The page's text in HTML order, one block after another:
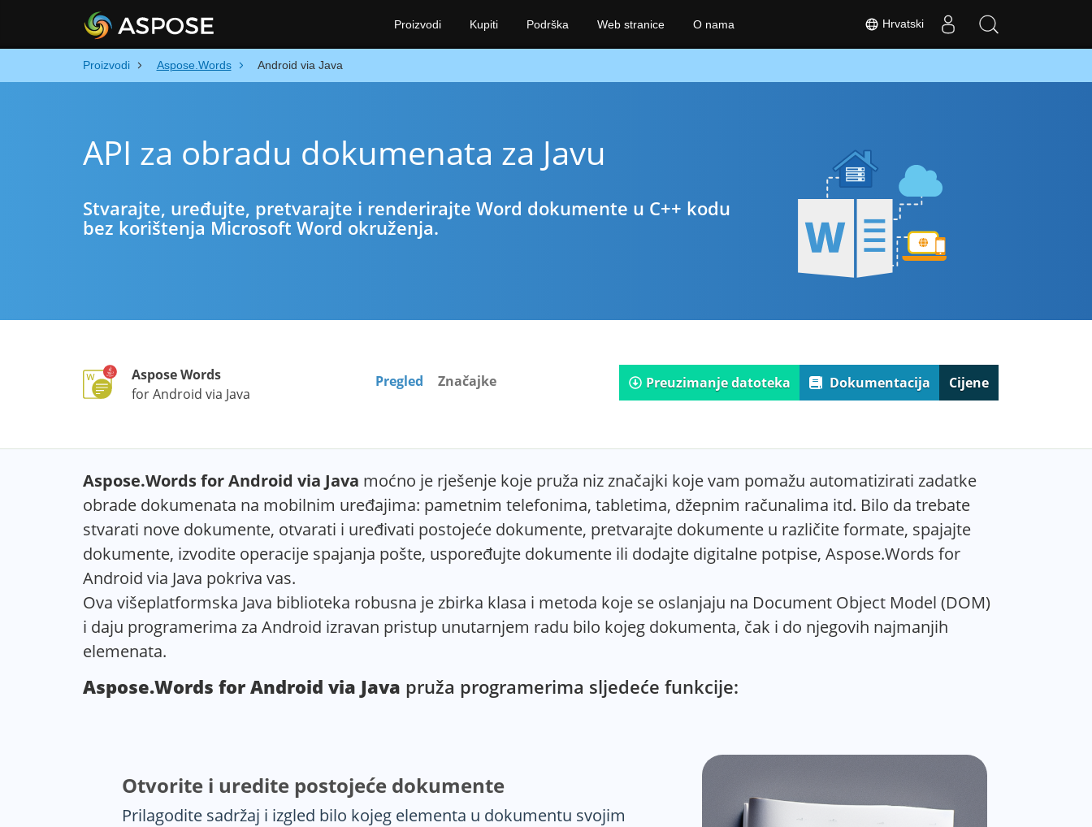
Proizvodi Aspose.Words Android via Java
API za obradu dokumenata za Javu
Stvarajte, uređujte, pretvarajte i renderirajte Word dokumente u C++ kodu
bez korištenja Microsoft Word okruženja.
Aspose Words
for Android via Java
Pregled Značajke Preuzimanje datoteka Dokumentacija Cijene
Aspose.Words for Android via Java moćno je rješenje koje pruža niz značajki koje vam pomažu automatizirati zadatke
obrade dokumenata na mobilnim uređajima: pametnim telefonima, tabletima, džepnim računalima itd. Bilo da trebate
stvarati nove dokumente, otvarati i uređivati postojeće dokumente, pretvarajte dokumente u različite formate, spajajte
dokumente, izvodite operacije spajanja pošte, uspoređujte dokumente ili dodajte digitalne potpise, Aspose.Words for
Android via Java pokriva vas.
Ova višeplatformska Java biblioteka robusna je zbirka klasa i metoda koje se oslanjaju na Document Object Model (DOM)
i daju programerima za Android izravan pristup unutarnjem radu bilo kojeg dokumenta, čak i do njegovih najmanjih
elemenata.
Aspose.Words for Android via Java pruža programerima sljedeće funkcije:
Otvorite i uredite postojeće dokumente
Prilagodite sadržaj i izgled bilo kojeg elementa u dokumentu svojim
Hrvatski
Proizvodi Kupiti Podrška Web stranice O nama